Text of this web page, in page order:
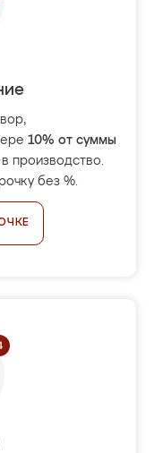
10% от суммы
производство.
без %.